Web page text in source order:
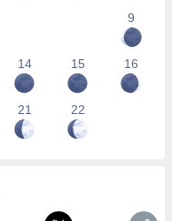
9
14 15 16
21 22